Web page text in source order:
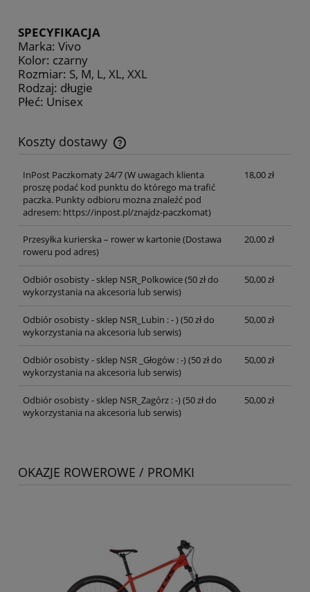
SPECYFIKACJA
Marka: Vivo
Kolor: czarny
Rozmiar: S, M, L, XL, XXL
Rodzaj: długie
Płeć: Unisex
Koszty dostawy
Cena nie zawiera ewentualnych kosztów płatności
InPost Paczkomaty 24/7(W uwagach klienta
proszę podać kod punktu do którego ma trafić
paczka. Punkty odbioru można znaleźć pod
adresem: https://inpost.pl/znajdz-paczkomat)
18,00 zł
Przesyłka kurierska – rower w kartonie(Dostawa
roweru pod adres)
20,00 zł
Odbiór osobisty - sklep NSR_Polkowice(50 zł do
wykorzystania na akcesoria lub serwis)
50,00 zł
Odbiór osobisty - sklep NSR_Lubin : - )(50 zł do
wykorzystania na akcesoria lub serwis)
50,00 zł
Odbiór osobisty - sklep NSR _Głogów : -)(50 zł do
wykorzystania na akcesoria lub serwis)
50,00 zł
Odbiór osobisty - sklep NSR_Zagórz : -)(50 zł do
wykorzystania na akcesoria lub serwis)
50,00 zł
OKAZJE ROWEROWE / PROMKI